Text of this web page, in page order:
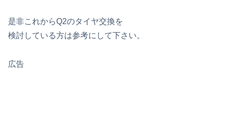
是非これからQ2のタイヤ交換を
検討している方は参考にして下さい。
広告